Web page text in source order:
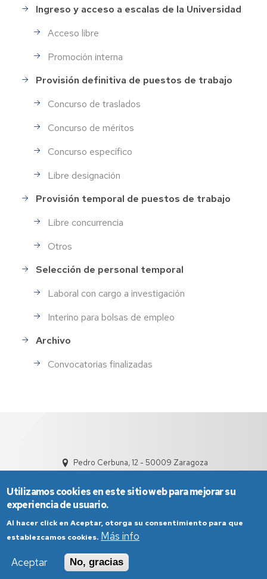
Ingreso y acceso a escalas de la Universidad
Acceso libre
Promoción interna
Provisión definitiva de puestos de trabajo
Concurso de traslados
Concurso de méritos
Concurso específico
Libre designación
Provisión temporal de puestos de trabajo
Libre concurrencia
Otros
Selección de personal temporal
Laboral con cargo a investigación
Interino para bolsas de empleo
Archivo
Convocatorias finalizadas
Pedro Cerbuna, 12 - 50009 Zaragoza
Aviso Legal
Condiciones generales de uso
Política de Privacidad
Utilizamos cookies en este sitio web para mejorar su
experiencia de usuario.
Al hacer click en Aceptar, otorga su consentimiento para que
establezcamos cookies. Más info
Aceptar
No, gracias